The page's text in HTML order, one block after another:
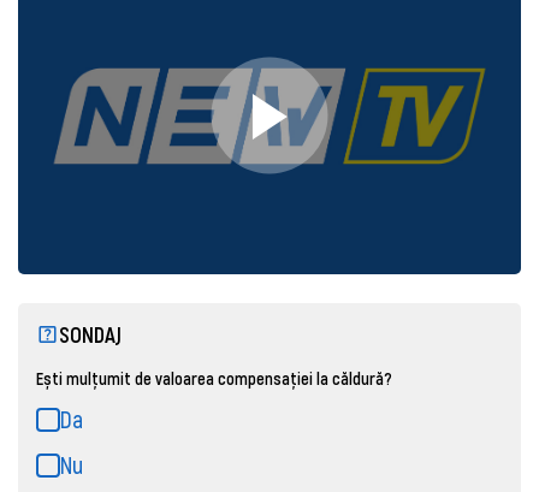
SONDAJ
Ești mulțumit de valoarea compensației la căldură?
Da
Nu